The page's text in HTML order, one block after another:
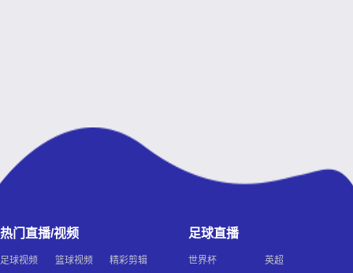
热门直播/视频
足球视频 篮球视频 精彩剪辑
足球直播
世界杯 英超